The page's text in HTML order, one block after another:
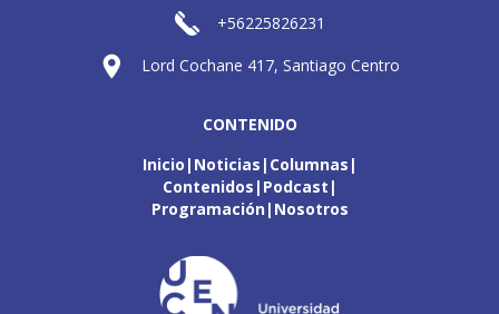
+56225826231
Lord Cochane 417, Santiago Centro
CONTENIDO
Inicio Noticias Columnas
Contenidos Podcast
Programación Nosotros